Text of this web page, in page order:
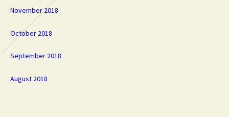
November 2018
October 2018
September 2018
August 2018